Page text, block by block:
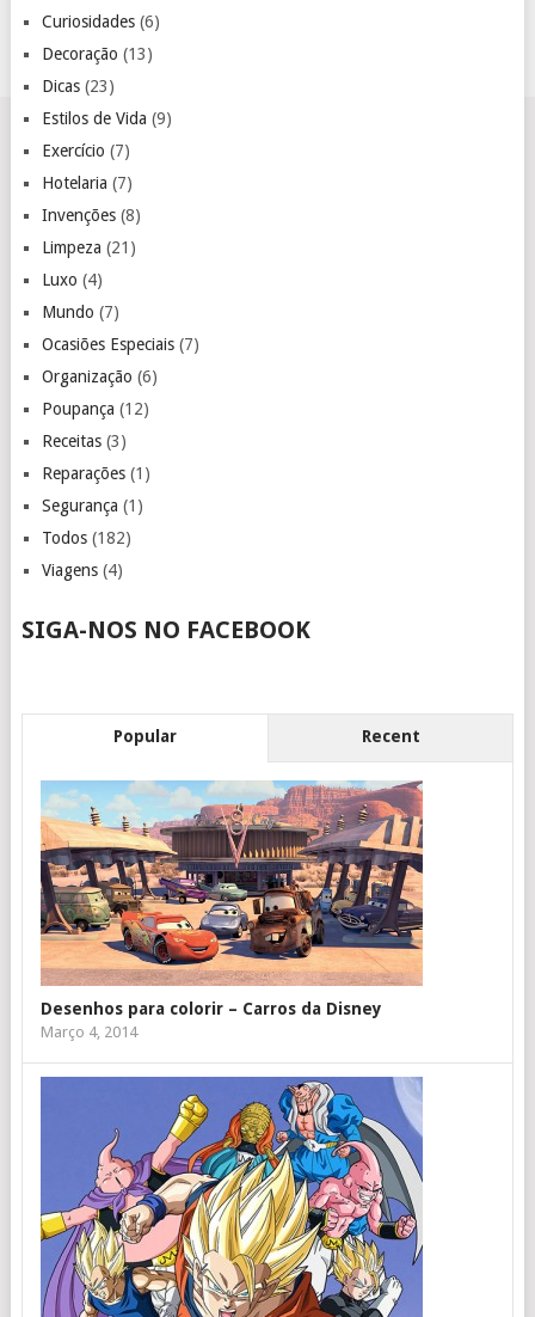
Curiosidades(6)
Decoração (13)
Dicas(23)
Estilos de Vida (9)
Exercício (7)
Hotelaria (7)
Invenções(8)
Limpeza (21)
Luxo (4)
Mundo (7)
Ocasiões Especiais(7)
Organização (6)
Poupança (12)
Receitas(3)
Reparações(1)
Segurança (1)
Todos(182)
Viagens(4)
SIGA-NOS NO FACEBOOK
Popular Recent
Desenhos para colorir – Carros da Disney
Março 4, 2014